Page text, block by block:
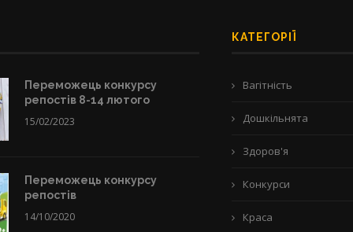
Переможець конкурсу
репостів 8-14 лютого
15/02/2023
Переможець конкурсу
репостів
14/10/2020
КАТЕГОРІЇ
Вагітність
Дошкільнята
Здоров'я
Конкурси
Краса